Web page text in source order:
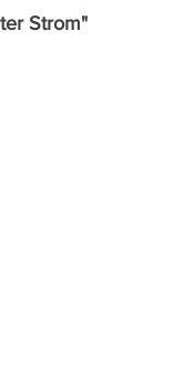
Strom"